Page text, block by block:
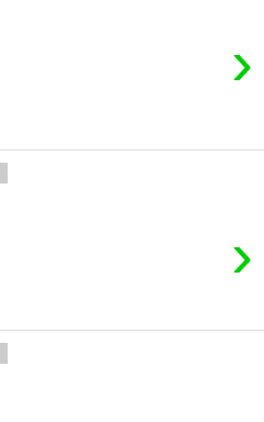
›
›